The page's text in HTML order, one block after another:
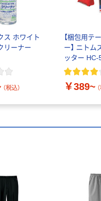
ス ホワイト
リーナー
（税込）
【梱包用テ
ー】 ニトム
ッター HC-
￥389~